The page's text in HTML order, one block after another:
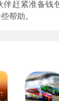
赶紧准备钱
帮助。